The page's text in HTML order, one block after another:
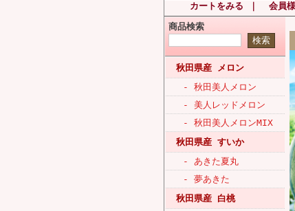
カートをみる 会員
商品検索
秋田県産 メロン
- 秋田美人メロン
- 美人レッドメロン
- 秋田美人メロンMIX
秋田県産 すいか
- あきた夏丸
- 夢あきた
秋田県産 白桃